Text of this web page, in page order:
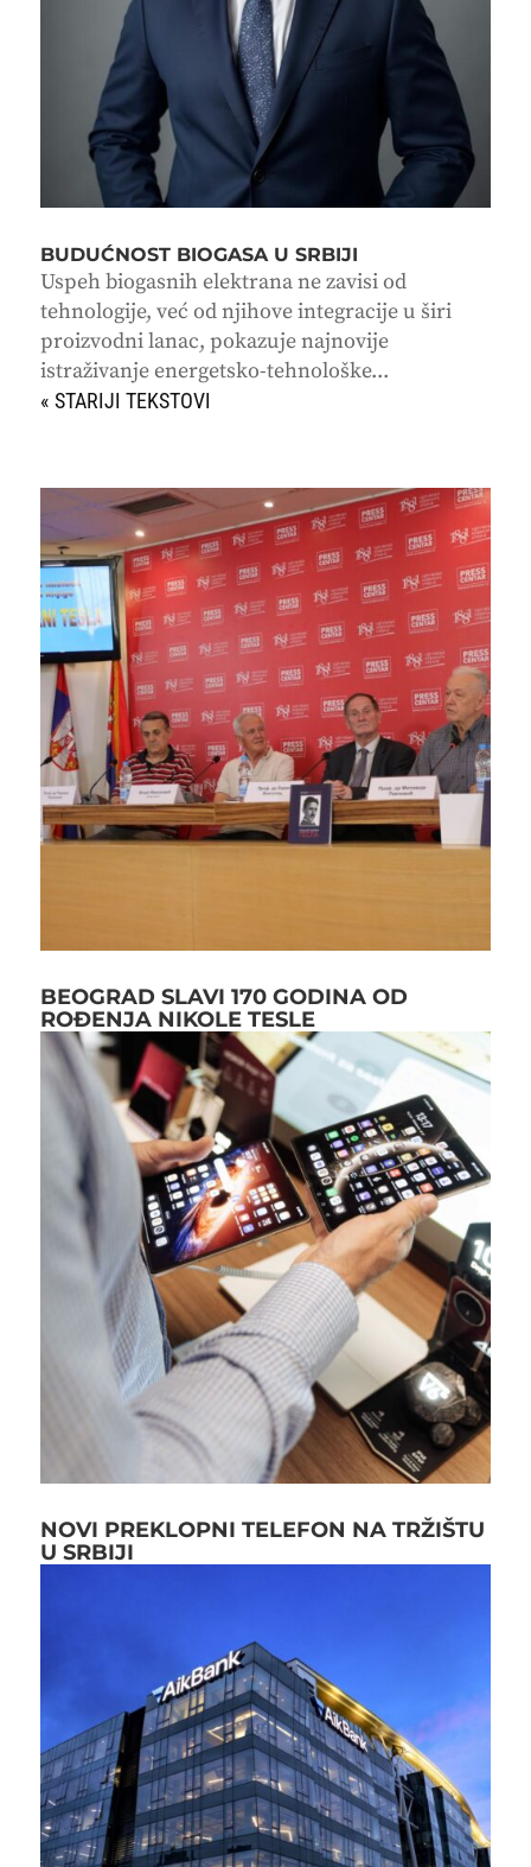
BUDUĆNOST BIOGASA U SRBIJI
Uspeh biogasnih elektrana ne zavisi od
tehnologije, već od njihove integracije u širi
proizvodni lanac, pokazuje najnovije
istraživanje energetsko-tehnološke...
« STARIJI UNOSI
BEOGRAD SLAVI 170 GODINA OD
ROĐENJA NIKOLE TESLE
NOVI PREKLOPNI TELEFON NA TRŽIŠTU
U SRBIJI